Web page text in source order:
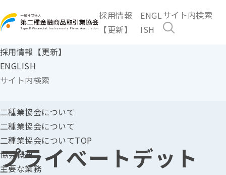
採用情報
【更新】
ENGL
ISH
採用情報【更新】
ENGLISH
二種業協会について
二種業協会について
二種業協会についてTOP
協会概要
主要な業務
プライべートデット